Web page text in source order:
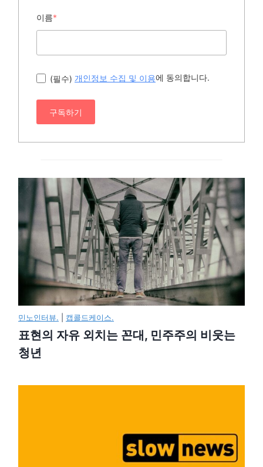
이름*
(필수) 개인정보 수집 및 이용에 동의합니다.
구독하기
민노인터뷰. 캡콜드케이스.
표현의 자유 외치는 꼰대, 민주주의 비웃는
청년